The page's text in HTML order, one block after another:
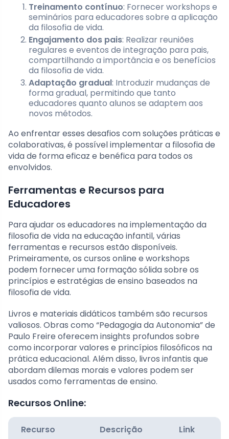
Treinamento contínuo: Fornecer workshops e
seminários para educadores sobre a aplicação
da filosofia de vida.
Engajamento dos pais: Realizar reuniões
regulares e eventos de integração para pais,
compartilhando a importância e os benefícios
da filosofia de vida.
Adaptação gradual: Introduzir mudanças de
forma gradual, permitindo que tanto
educadores quanto alunos se adaptem aos
novos métodos.
Ao enfrentar esses desafios com soluções práticas e
colaborativas, é possível implementar a filosofia de
vida de forma eficaz e benéfica para todos os
envolvidos.
Ferramentas e Recursos para
Educadores
Para ajudar os educadores na implementação da
filosofia de vida na educação infantil, várias
ferramentas e recursos estão disponíveis.
Primeiramente, os cursos online e workshops
podem fornecer uma formação sólida sobre os
princípios e estratégias de ensino baseados na
filosofia de vida.
Livros e materiais didáticos também são recursos
valiosos. Obras como “Pedagogia da Autonomia” de
Paulo Freire oferecem insights profundos sobre
como incorporar valores e princípios filosóficos na
prática educacional. Além disso, livros infantis que
abordam dilemas morais e valores podem ser
usados como ferramentas de ensino.
Recursos Online:
Recurso Descrição Link